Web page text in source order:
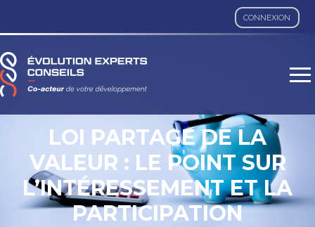
CONNEXION
Aller
au
LOI PARTAGE DE LA
VALEUR : LE POINT SUR
L’INTÉRESSEMENT ET LA
PARTICIPATION